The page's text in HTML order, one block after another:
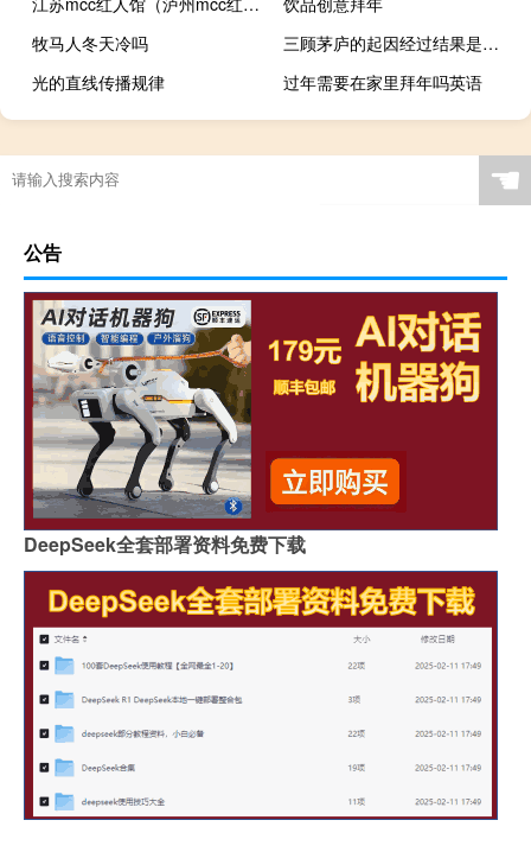
牧马人冬天冷吗
三顾茅庐的起因经过结果是什么
光的直线传播规律
过年需要在家里拜年吗英语
☚
公告
DeepSeek全套部署资料免费下载